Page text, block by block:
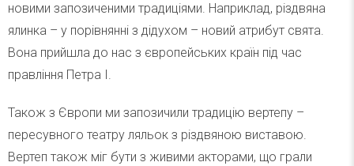
новими запозиченими традиціями. Наприклад, різдвяна
ялинка – у порівнянні з дідухом – новий атрибут свята.
Вона прийшла до нас з європейських країн під час
правління Петра I.
Також з Європи ми запозичили традицію вертепу –
пересувного театру ляльок з різдвяною виставою.
Вертеп також міг бути з живими акторами, що грали